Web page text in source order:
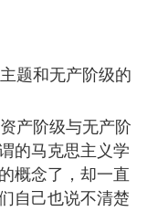
题和无产阶级的
产阶级与无产阶
的马克思主义学
概念了，却一直
自己也说不清楚